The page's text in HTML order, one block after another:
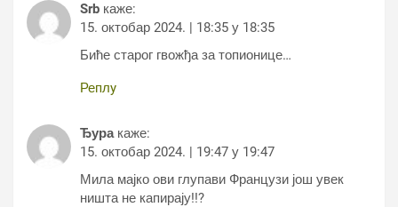
Srb каже:
15. октобар 2024. | 18:35 у 18:35
Биће старог гвожђа за топионице…
Реплy
Ђура каже:
15. октобар 2024. | 19:47 у 19:47
Мила мајко ови глупави Французи још увек
ништа не капирају!!?